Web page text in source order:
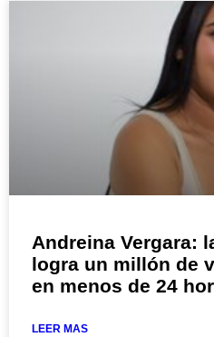
Andreina Vergara:
logra un millón de
en menos de 24
LEER MAS